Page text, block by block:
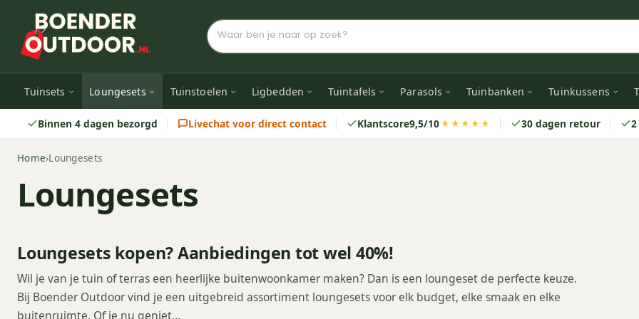
Tuinsets Loungesets Tuinstoelen Ligbedden Tuintafels Parasols Tuinbanken Tuinkussens
Binnen 4 dagen bezorgd Livechat voor direct contact Klantscore9,5/10★★★★★ 30 dagen retour
Home›Loungesets
Loungesets
Loungesets kopen? Aanbiedingen tot wel 40%!
Wil je van je tuin of terras een heerlijke buitenwoonkamer maken? Dan is een loungeset de perfecte keuze.
Bij Boender Outdoor vind je een uitgebreid assortiment loungesets voor elk budget, elke smaak en elke
buitenruimte. Of je nu geniet…